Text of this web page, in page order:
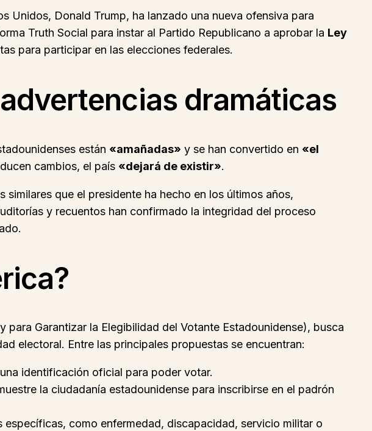
Unidos, Donald Trump, ha lanzado una nueva ofensiva para
Truth Social para instar al Partido Republicano a aprobar la Ley
para participar en las elecciones federales.
dramáticas
están «amañadas» y se han convertido en «el
cambios, el país «dejará de existir».
que el presidente ha hecho en los últimos años,
y recuentos han confirmado la integridad del proceso
para Garantizar la Elegibilidad del Votante Estadounidense), busca
electoral. Entre las principales propuestas se encuentran:
identificación oficial para poder votar.
la ciudadanía estadounidense para inscribirse en el padrón
como enfermedad, discapacidad, servicio militar o